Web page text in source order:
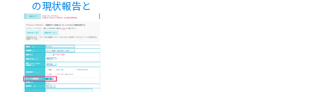
の現状報告と
2016年の予
定